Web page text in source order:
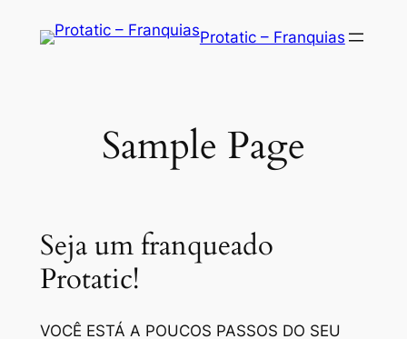
Protatic – Franquias
Sample Page
Seja um franqueado
Protatic!
VOCÊ ESTÁ A POUCOS PASSOS DO SEU